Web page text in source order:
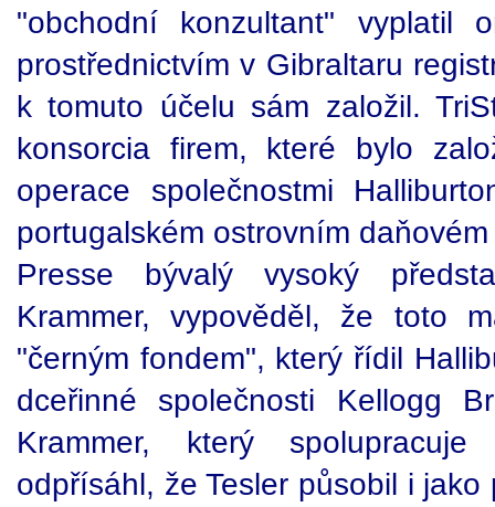
"obchodní konzultant" vyplatil
prostřednictvím v Gibraltaru
k tomuto účelu sám založil.
konsorcia firem, které bylo
operace společnostmi
portugalském ostrovním
Presse bývalý vysoký
Krammer, vypověděl, že toto
"černým fondem", který řídil
dceřinné společnosti Kellogg
Krammer, který
odpřísáhl, že Tesler působil i